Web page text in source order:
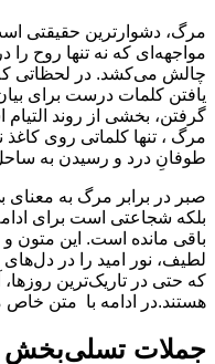
مرگ، دشوارترین حقیقتی
مواجهه‌ای که نه تنها روح را
چالش می‌کشد. در لحظاتی
یافتن کلمات درست برای
گرفتن، بخشی از روند
مرگ ، تنها کلماتی روی کاغذ
طوفانِ درد و رسیدن به
صبر در برابر مرگ به معنای
بلکه شجاعتی است برای
باقی مانده است. این متون و
لطیف، نور امید را در دل‌های
که حتی در تاریک‌ترین
هستند.در ادامه با متن خاص
جملات تسلی‌بخش